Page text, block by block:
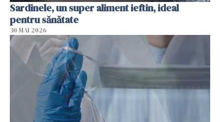
Sardinele, un super aliment ieftin, ideal
pentru sănătate
30 MAI 2026